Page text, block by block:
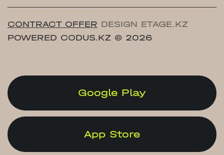
CONTRACT OFFER DESIGN ETAGE.KZ
POWERED CODUS.KZ © 2026
Google Play
App Store